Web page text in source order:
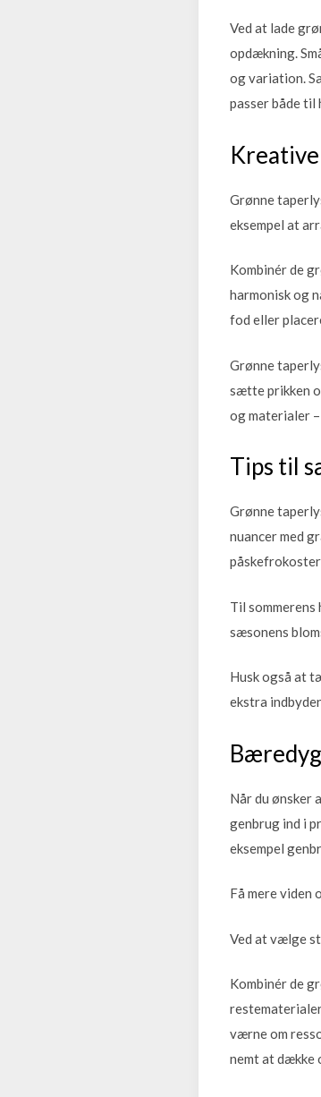
Ved at lade
opdækning.
og variation.
passer både
Grønne
eksempel at
Kombinér de
harmonisk og
fod eller
Grønne
sætte prikken
og materialer
Tips til
Grønne
nuancer med
Til
sæsonens
Husk også at
ekstra
Når du ønsker
genbrug ind i
eksempel
Få mere viden
Ved at vælge
Kombinér de
værne om
nemt at dække